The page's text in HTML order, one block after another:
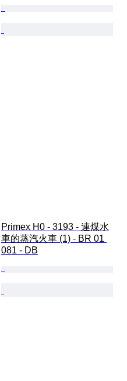
Primex H0 - 3193 - 連煤水
車的蒸汽火車 (1) - BR 01
081 - DB